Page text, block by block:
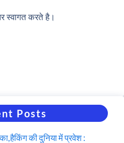
स्वागत करते है।
Posts
की दुनिया में प्रवेश :